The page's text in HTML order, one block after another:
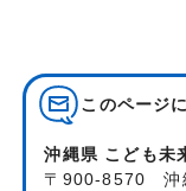
このページ
沖縄県 こども未
〒900-8570 沖